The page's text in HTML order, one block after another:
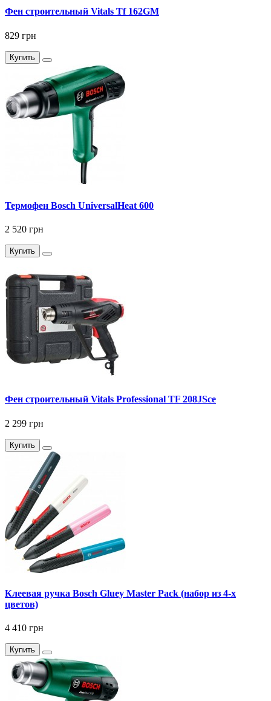
Фен строительный Vitals Tf 162GM
829 грн
Купить
Термофен Bosch UniversalHeat 600
2 520 грн
Купить
Фен строительный Vitals Professional TF 208JSce
2 299 грн
Купить
Клеевая ручка Bosch Gluey Master Pack (набор из 4-х
цветов)
4 410 грн
Купить